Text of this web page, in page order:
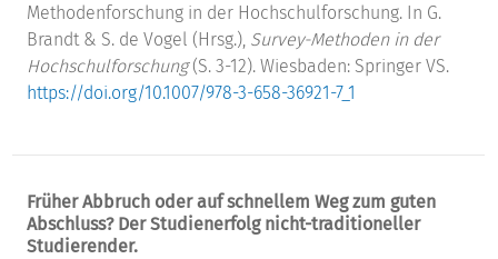
Methodenforschung in der Hochschulforschung. In G.
Brandt & S. de Vogel (Hrsg.), Survey-Methoden in der
Hochschulforschung(S. 3-12). Wiesbaden: Springer VS.
https://doi.org/10.1007/978-3-658-36921-7_1
Früher Abbruch oder auf schnellem Weg zum guten
Abschluss? Der Studienerfolg nicht-traditioneller
Studierender.